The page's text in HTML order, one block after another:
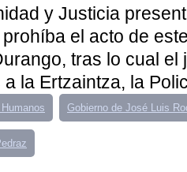
y Justicia
el acto de
tras lo cual el
la Ertzaintza, la
Gobierno de José Luis